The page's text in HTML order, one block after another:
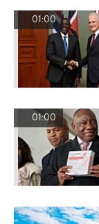
01:00
01:00